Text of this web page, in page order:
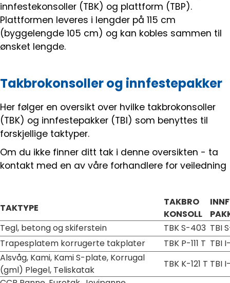
innfestekonsoller (TBK) og plattform (TBP).
Plattformen leveres i lengder på 115 cm
(byggelengde 105 cm) og kan kobles sammen til
ønsket lengde.
Takbrokonsoller og innfestepakker
Her følger en oversikt over hvilke takbrokonsoller
(TBK) og innfestepakker (TBI) som benyttes til
forskjellige taktyper.
Om du ikke finner ditt tak i denne oversikten - ta
kontakt med en av våre forhandlere for veiledning
TAKTYPE
TAKBRO
KONSOLL
Tegl, betong og skiferstein
TBK S-403 TBI
Trapesplatem korrugerte takplater
TBK P-111 T TBI
Alsvåg, Kami, Kami S-plate, Korrugal
(gml) Plegel, Teliskatak
TBK K-121 T TBI